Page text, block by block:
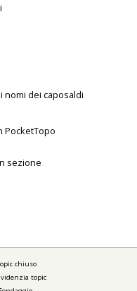
nomi dei caposaldi
PocketTopo
sezione
chiuso
topic